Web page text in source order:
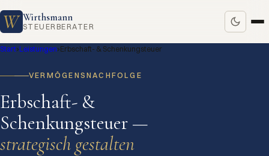
W Wirthsmann
STEUERBERATER
Start›Leistungen›Erbschaft- & Schenkungsteuer
VERMÖGENSNACHFOLGE
Erbschaft- &
Schenkungsteuer —
strategisch gestalten